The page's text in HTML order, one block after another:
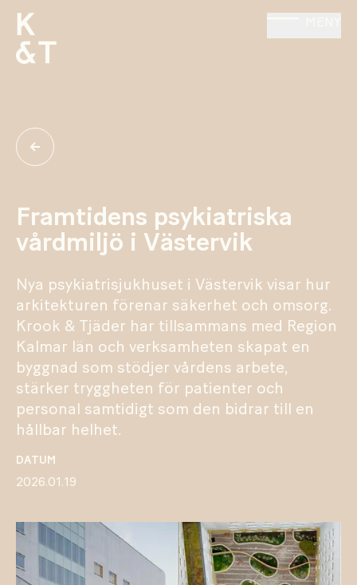
Framtidens psykiatriska
vårdmiljö i Västervik
DATUM
2026.01.19
Nya psykiatrisjukhuset i Västervik visar hur
arkitekturen förenar säkerhet och omsorg.
Krook & Tjäder har tillsammans med Region
Kalmar län och verksamheten skapat en
byggnad som stödjer vårdens arbete,
stärker tryggheten för patienter och
personal samtidigt som den bidrar till en
hållbar helhet.